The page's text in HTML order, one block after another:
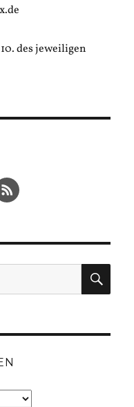
des jeweiligen